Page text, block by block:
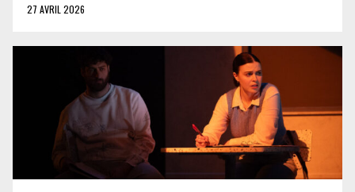
27 AVRIL 2026